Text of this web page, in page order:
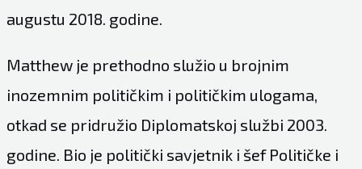
augustu 2018. godine.
Matthew je prethodno služio u brojnim
inozemnim političkim i političkim ulogama,
otkad se pridružio Diplomatskoj službi 2003.
godine. Bio je politički savjetnik i šef Političke i